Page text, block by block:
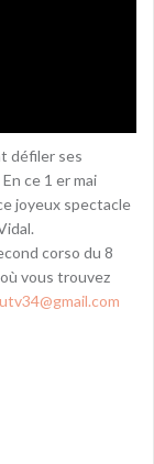
défiler ses
ce 1 er mai
joyeux spectacle
corso du 8
vous trouvez